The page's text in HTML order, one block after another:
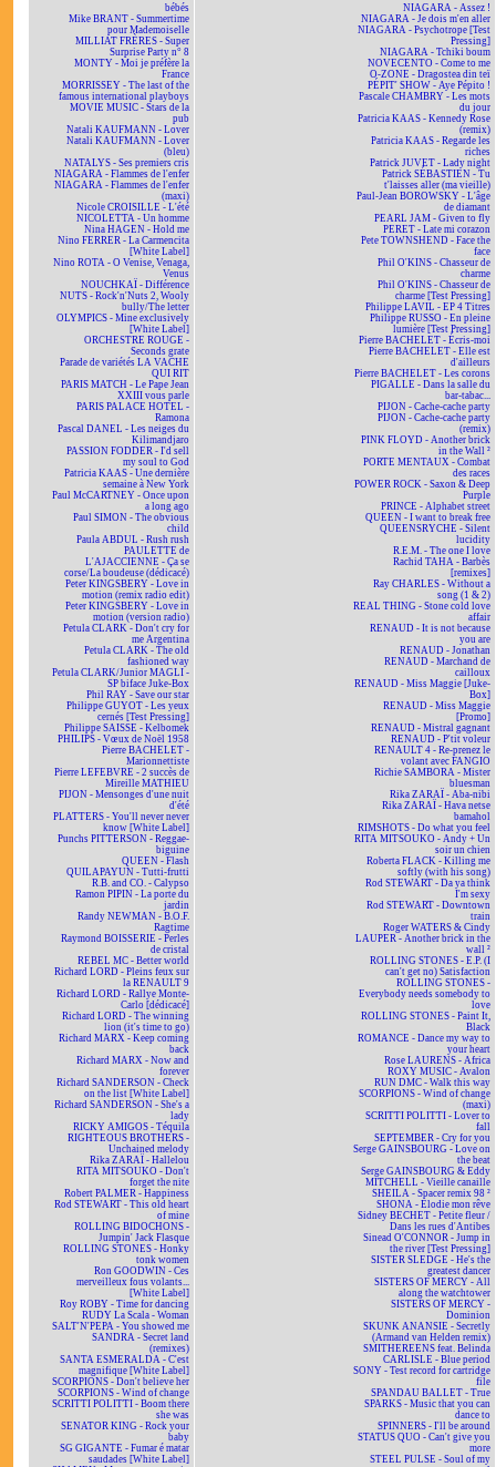
bébés
Mike BRANT - Summertime
pour Mademoiselle
MILLIAT FRÈRES - Super
Surprise Party n° 8
MONTY - Moi je préfère la
France
MORRISSEY - The last of the
famous international playboys
MOVIE MUSIC - Stars de la
pub
Natali KAUFMANN - Lover
Natali KAUFMANN - Lover
(bleu)
NATALYS - Ses premiers cris
NIAGARA - Flammes de l'enfer
NIAGARA - Flammes de l'enfer
(maxi)
Nicole CROISILLE - L'été
NICOLETTA - Un homme
Nina HAGEN - Hold me
Nino FERRER - La Carmencita
[White Label]
Nino ROTA - O Venise, Venaga,
Venus
NOUCHKAÏ - Différence
NUTS - Rock'n'Nuts 2, Wooly
bully/The letter
OLYMPICS - Mine exclusively
[White Label]
ORCHESTRE ROUGE -
Seconds grate
Parade de variétés LA VACHE
QUI RIT
PARIS MATCH - Le Pape Jean
XXIII vous parle
PARIS PALACE HOTEL -
Ramona
Pascal DANEL - Les neiges du
Kilimandjaro
PASSION FODDER - I'd sell
my soul to God
Patricia KAAS - Une dernière
semaine à New York
Paul McCARTNEY - Once upon
a long ago
Paul SIMON - The obvious
child
Paula ABDUL - Rush rush
PAULETTE de
L'AJACCIENNE - Ça se
corse/La boudeuse (dédicacé)
Peter KINGSBERY - Love in
motion (remix radio edit)
Peter KINGSBERY - Love in
motion (version radio)
Petula CLARK - Don't cry for
me Argentina
Petula CLARK - The old
fashioned way
Petula CLARK/Junior MAGLI -
SP biface Juke-Box
Phil RAY - Save our star
Philippe GUYOT - Les yeux
cernés [Test Pressing]
Philippe SAISSE - Kelbomek
PHILIPS - Vœux de Noël 1958
Pierre BACHELET -
Marionnettiste
Pierre LEFEBVRE - 2 succès de
Mireille MATHIEU
PIJON - Mensonges d'une nuit
d'été
PLATTERS - You'll never never
know [White Label]
Punchs PITTERSON - Reggae-
biguine
QUEEN - Flash
QUILAPAYUN - Tutti-frutti
R.B. and CO. - Calypso
Ramon PIPIN - La porte du
jardin
Randy NEWMAN - B.O.F.
Ragtime
Raymond BOISSERIE - Perles
de cristal
REBEL MC - Better world
Richard LORD - Pleins feux sur
la RENAULT 9
Richard LORD - Rallye Monte-
Carlo [dédicacé]
Richard LORD - The winning
lion (it's time to go)
Richard MARX - Keep coming
back
Richard MARX - Now and
forever
Richard SANDERSON - Check
on the list [White Label]
Richard SANDERSON - She's a
lady
RICKY AMIGOS - Téquila
RIGHTEOUS BROTHERS -
Unchained melody
Rika ZARAÏ - Hallelou
RITA MITSOUKO - Don't
forget the nite
Robert PALMER - Happiness
Rod STEWART - This old heart
of mine
ROLLING BIDOCHONS -
Jumpin' Jack Flasque
ROLLING STONES - Honky
tonk women
Ron GOODWIN - Ces
merveilleux fous volants...
[White Label]
Roy ROBY - Time for dancing
RUDY La Scala - Woman
SALT'N'PEPA - You showed me
SANDRA - Secret land
(remixes)
SANTA ESMERALDA - C'est
magnifique [White Label]
SCORPIONS - Don't believe her
SCORPIONS - Wind of change
SCRITTI POLITTI - Boom there
she was
SENATOR KING - Rock your
baby
SG GIGANTE - Fumar é matar
saudades [White Label]
NIAGARA - Assez !
NIAGARA - Je dois m'en aller
NIAGARA - Psychotrope [Test
Pressing]
NIAGARA - Tchiki boum
NOVECENTO - Come to me
O-ZONE - Dragostea din teï
PÉPIT' SHOW - Aye Pépito !
Pascale CHAMBRY - Les mots
du jour
Patricia KAAS - Kennedy Rose
(remix)
Patricia KAAS - Regarde les
riches
Patrick JUVET - Lady night
Patrick SÉBASTIEN - Tu
t'laisses aller (ma vieille)
Paul-Jean BOROWSKY - L'âge
de diamant
PEARL JAM - Given to fly
PERET - Late mi corazon
Pete TOWNSHEND - Face the
face
Phil O'KINS - Chasseur de
charme
Phil O'KINS - Chasseur de
charme [Test Pressing]
Philippe LAVIL - EP 4 Titres
Philippe RUSSO - En pleine
lumière [Test Pressing]
Pierre BACHELET - Écris-moi
Pierre BACHELET - Elle est
d'ailleurs
Pierre BACHELET - Les corons
PIGALLE - Dans la salle du
bar-tabac...
PIJON - Cache-cache party
PIJON - Cache-cache party
(remix)
PINK FLOYD - Another brick
in the Wall ²
PORTE MENTAUX - Combat
des races
POWER ROCK - Saxon & Deep
Purple
PRINCE - Alphabet street
QUEEN - I want to break free
QUEENSRYCHE - Silent
lucidity
R.E.M. - The one I love
Rachid TAHA - Barbès
[remixes]
Ray CHARLES - Without a
song (1 & 2)
REAL THING - Stone cold love
affair
RENAUD - It is not because
you are
RENAUD - Jonathan
RENAUD - Marchand de
cailloux
RENAUD - Miss Maggie [Juke-
Box]
RENAUD - Miss Maggie
[Promo]
RENAUD - Mistral gagnant
RENAUD - P'tit voleur
RENAULT 4 - Re-prenez le
volant avec FANGIO
Richie SAMBORA - Mister
bluesman
Rika ZARAÏ - Aba-nibi
Rika ZARAÏ - Hava netse
bamahol
RIMSHOTS - Do what you feel
RITA MITSOUKO - Andy + Un
soir un chien
Roberta FLACK - Killing me
softly (with his song)
Rod STEWART - Da ya think
I'm sexy
Rod STEWART - Downtown
train
Roger WATERS & Cindy
LAUPER - Another brick in the
wall ²
ROLLING STONES - E.P. (I
can't get no) Satisfaction
ROLLING STONES -
Everybody needs somebody to
love
ROLLING STONES - Paint It,
Black
ROMANCE - Dance my way to
your heart
Rose LAURENS - Africa
ROXY MUSIC - Avalon
RUN DMC - Walk this way
SCORPIONS - Wind of change
(maxi)
SCRITTI POLITTI - Lover to
fall
SEPTEMBER - Cry for you
Serge GAINSBOURG - Love on
the beat
Serge GAINSBOURG & Eddy
MITCHELL - Vieille canaille
SHEILA - Spacer remix 98 ²
SHONA - Elodie mon rêve
Sidney BECHET - Petite fleur /
Dans les rues d'Antibes
Sinead O'CONNOR - Jump in
the river [Test Pressing]
SISTER SLEDGE - He's the
greatest dancer
SISTERS OF MERCY - All
along the watchtower
SISTERS OF MERCY -
Dominion
SKUNK ANANSIE - Secretly
(Armand van Helden remix)
SMITHEREENS feat. Belinda
CARLISLE - Blue period
SONY - Test record for cartridge
file
SPANDAU BALLET - True
SPARKS - Music that you can
dance to
SPINNERS - I'll be around
STATUS QUO - Can't give you
more
STEEL PULSE - Soul of my